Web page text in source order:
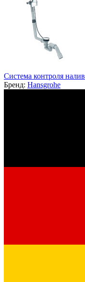
Система контроля
Бренд: Hansgrohe